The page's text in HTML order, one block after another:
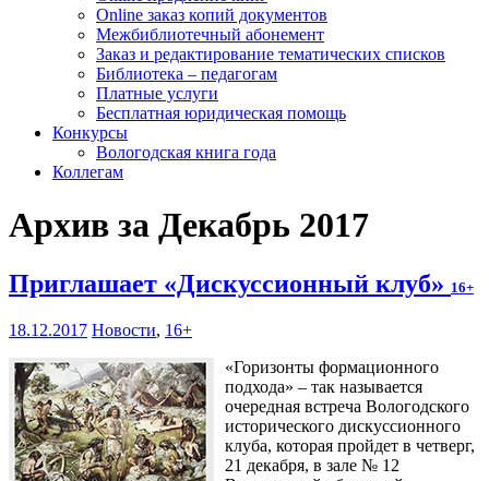
Online заказ копий документов
Межбиблиотечный абонемент
Заказ и редактирование тематических списков
Библиотека – педагогам
Платные услуги
Бесплатная юридическая помощь
Конкурсы
Вологодская книга года
Коллегам
Архив за Декабрь 2017
Приглашает «Дискуссионный клуб» 16+
18.12.2017 Новости, 16+
«Горизонты формационного
подхода» – так называется
очередная встреча Вологодского
исторического дискуссионного
клуба, которая пройдет в четверг,
21 декабря, в зале № 12